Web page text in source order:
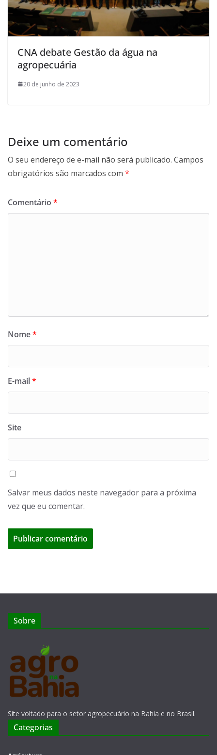
CNA debate Gestão da água na
agropecuária
20 de junho de 2023
Deixe um comentário
O seu endereço de e-mail não será publicado. Campos
obrigatórios são marcados com *
Comentário *
Nome*
E-mail*
Site
Salvar meus dados neste navegador para a próxima
vez que eu comentar.
Sobre
Site voltado para o setor agropecuário na Bahia e no Brasil.
Categorias